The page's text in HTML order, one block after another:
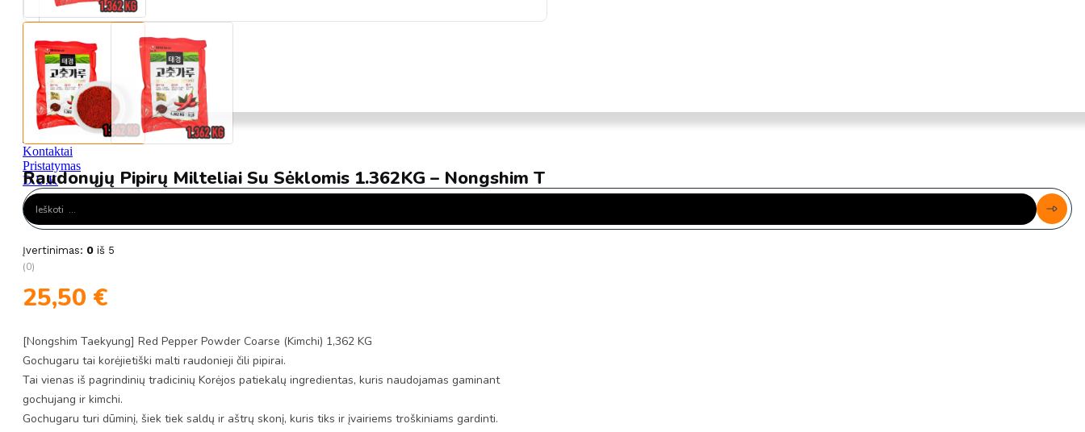
Informacija
Kontaktai
Pristatymas
D.U.K
Search
...
Raudonųjų Pipirų Milteliai Su Sėklomis 1.362KG – Nongshim T
Aekyung
Įvertinimas: 0 iš 5
(0)
25,50 €
[Nongshim Taekyung] Red Pepper Powder Coarse (Kimchi) 1,362 KG
Gochugaru tai korėjietiški malti raudonieji čili pipirai.
Tai vienas iš pagrindinių tradicinių Korėjos patiekalų ingredientas, kuris naudojamas gaminant
gochujang ir kimchi.
Gochugaru turi dūminį, šiek tiek saldų ir aštrų skonį, kuris tiks ir įvairiems troškiniams gardinti.